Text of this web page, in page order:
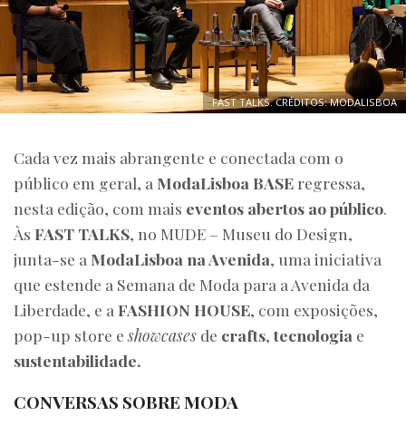
FAST TALKS. CRÉDITOS: MODALISBOA
Cada vez mais abrangente e conectada com o
público em geral, a ModaLisboa BASE regressa,
nesta edição, com mais eventos abertos ao público.
Às FAST TALKS, no MUDE – Museu do Design,
junta-se a ModaLisboa na Avenida, uma iniciativa
que estende a Semana de Moda para a Avenida da
Liberdade, e a FASHION HOUSE, com exposições,
pop-up store eshowcases de crafts,tecnologia e
sustentabilidade.
CONVERSAS SOBRE MODA